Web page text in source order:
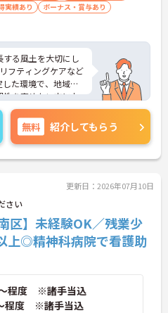
実績あり
ボーナス・賞与あり
る風土を大切にし
フティングケアなど
た環境で、地域に
を高めたい方にお
ントなど、さらに
軽にご相談くださ
無料 紹介してもらう
更新日：2026年07月10日
さい
区】未経験OK／残業少
上◎精神科病院で看護助
程度 ※諸手当込
程度 ※諸手当込